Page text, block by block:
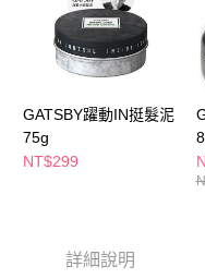
ATM／網路銀行／等多元方式
※ 請注意：結帳手續完成當下
購買商品的店家。未經商家
後付繳納相關費用。
※ 交易是否成功請以「
是否繳費成功／繳費後需取消
客戶支援中心」
https://
【注意事項】
１．透過由恩沛科技股份有限
https://aftee.tw/terms/#terms3
萊爾富取貨付款
每筆NT$65，滿NT$490(
每筆NT$65，滿NT$490(
7-11取貨付款
每筆NT$65，滿NT$490(含
每筆NT$65，滿NT$490(含
GATSBY躍動IN挺髮泥
75g
NT$299
詳細說明